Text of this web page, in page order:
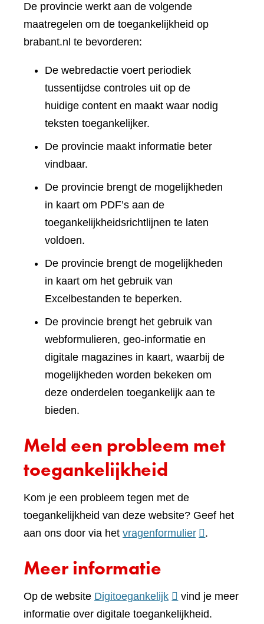
De provincie werkt aan de volgende
maatregelen om de toegankelijkheid op
brabant.nl te bevorderen:
De webredactie voert periodiek
tussentijdse controles uit op de
huidige content en maakt waar nodig
teksten toegankelijker.
De provincie maakt informatie beter
vindbaar.
De provincie brengt de mogelijkheden
in kaart om PDF’s aan de
toegankelijkheidsrichtlijnen te laten
voldoen.
De provincie brengt de mogelijkheden
in kaart om het gebruik van
Excelbestanden te beperken.
De provincie brengt het gebruik van
webformulieren, geo-informatie en
digitale magazines in kaart, waarbij de
mogelijkheden worden bekeken om
deze onderdelen toegankelijk aan te
bieden.
Meld een probleem met
toegankelijkheid
Kom je een probleem tegen met de
toegankelijkheid van deze website? Geef het
aan ons door via het vragenformulier(verwijst
website)
.
Meer informatie
Op de website Digitoegankelijk(verwijst
naar
vind je meer
informatie over digitale toegankelijkheid.